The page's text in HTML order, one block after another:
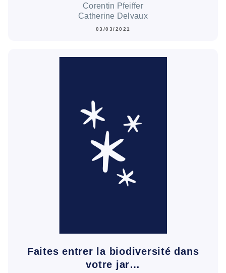
Corentin Pfeiffer
Catherine Delvaux
03/03/2021
Faites entrer la biodiversité dans
votre jar…